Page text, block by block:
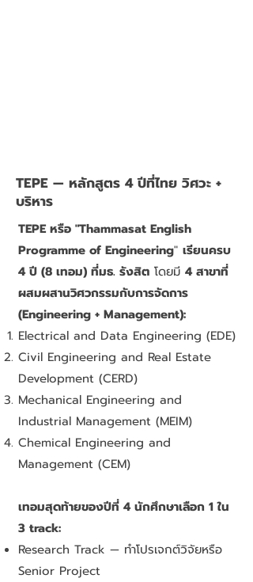
TEPE — หลักสูตร 4 ปีที่ไทย วิศวะ +
บริหาร
TEPE หรือ "Thammasat English
Programme of Engineering" เรียนครบ
4 ปี (8 เทอม) ที่มธ. รังสิต โดยมี 4 สาขาที่
ผสมผสานวิศวกรรมกับการจัดการ
(Engineering + Management):
Electrical and Data Engineering (EDE)
Civil Engineering and Real Estate
Development (CERD)
Mechanical Engineering and
Industrial Management (MEIM)
Chemical Engineering and
Management (CEM)
เทอมสุดท้ายของปีที่ 4 นักศึกษาเลือก 1 ใน
3 track:
Research Track — ทำโปรเจกต์วิจัยหรือ
Senior Project